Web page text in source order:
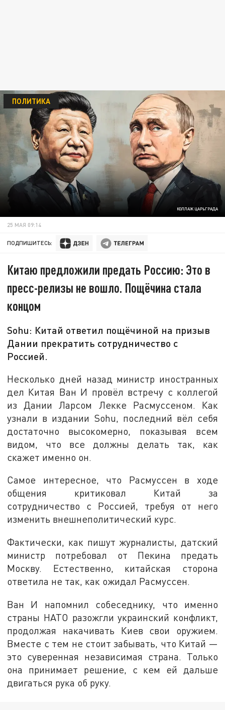
КОЛЛАЖ ЦАРЬГРАДА
ПОЛИТИКА
25 МАЯ 09:14
ПОДПИШИТЕСЬ:
Китаю предложили предать Россию: Это в
пресс-релизы не вошло. Пощёчина стала
концом
Sohu: Китай ответил пощёчиной на призыв
Дании прекратить сотрудничество с
Россией.
Несколько дней назад министр иностранных
дел Китая Ван И провёл встречу с коллегой
из Дании Ларсом Лекке Расмуссеном. Как
узнали в издании Sohu, последний вёл себя
достаточно высокомерно, показывая всем
видом, что все должны делать так, как
скажет именно он.
Самое интересное, что Расмуссен в ходе
общения критиковал Китай за
сотрудничество с Россией, требуя от него
изменить внешнеполитический курс.
Фактически, как пишут журналисты, датский
министр потребовал от Пекина предать
Москву. Естественно, китайская сторона
ответила не так, как ожидал Расмуссен.
Ван И напомнил собеседнику, что именно
страны НАТО разожгли украинский конфликт,
продолжая накачивать Киев свои оружием.
Вместе с тем не стоит забывать, что Китай —
это суверенная независимая страна. Только
она принимает решение, с кем ей дальше
двигаться рука об руку.